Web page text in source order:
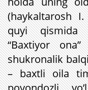
(haykaltarosh
quyi qismida
“Baxtiyor
shukronalik
– baxtli oila